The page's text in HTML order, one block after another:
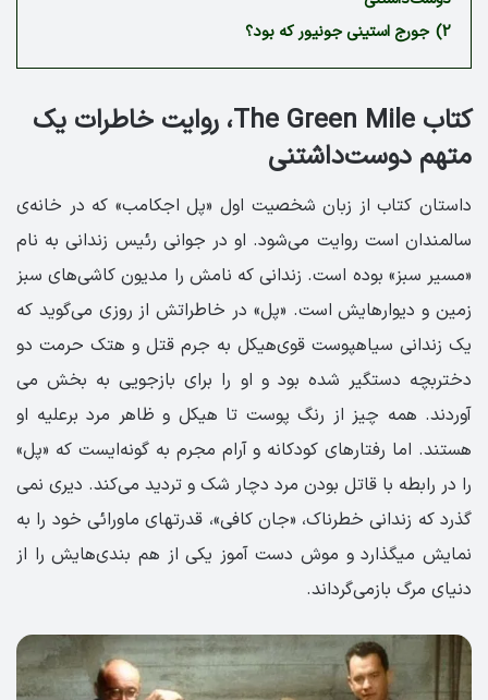
2) جورج استینی جونیور که بود؟
کتاب The Green Mile، روایت خاطرات یک
متهم دوست‌داشتنی
داستان کتاب از زبان شخصیت اول «پل اجکامب» که در خانه­‌ی
سالمندان است روایت می­‌شود. او در جوانی رئیس زندانی به نام
«مسیر سبز» بوده است. زندانی که نامش را مدیون کاشی­‌های سبز
زمین و دیوار­هایش است. «پل» در خاطراتش از روزی می‌گوید که
یک زندانی سیاهپوست قوی‌هیکل به جرم قتل و هتک حرمت دو
دختربچه دستگیر شده بود و او را برای بازجویی به بخش می­‌
آ‌وردند. همه چیز از رنگ پوست تا هیکل و ظاهر مرد برعلیه او
هستند. اما رفتارهای کودکانه و آرام مجرم به گونه­‌ایست که «پل»
را در رابطه با قاتل بودن مرد دچار شک و تردید می­‌کند. دیری نمی­‌
گذرد که زندانی خطرناک، «جان کافی»، قدرت­های ماورائی خود را به
نمایش می­گذارد و موش دست آموز یکی از هم بندی‌­هایش را از
دنیای مرگ بازمی‌­گرداند.